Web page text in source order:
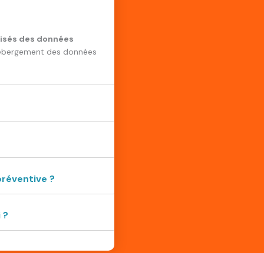
des données
des données
?